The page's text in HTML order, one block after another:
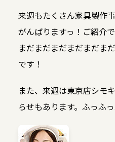
来週もたくさん家具製作
がんばりますっ！ご紹介
まだまだまだまだまだま
です！
また、来週は東京店シモ
らせもあります。ふっふ